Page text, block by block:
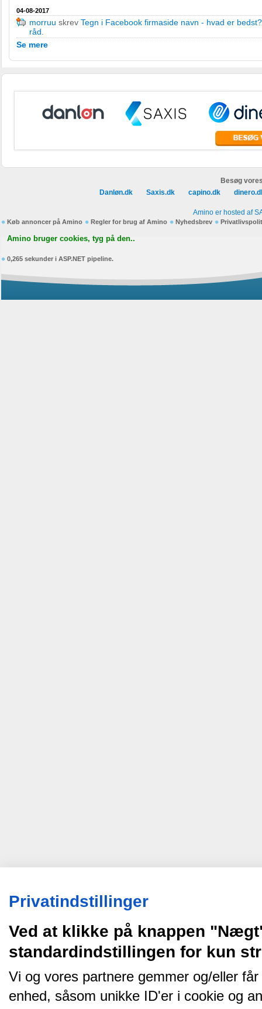
04-08-2017
morruu skrev Tegn i Facebook firmaside navn - hvad er bedst?
råd
Se mere
Besøg
Danløn.dk
Saxis.dk capino.dk
Amino er hosted af
Køb annoncer på Amino Regler for brug af Amino Nyhedsbrev
Amino bruger cookies, tyg på den..
0,265 sekunder i ASP.NET pipeline.
Privatindstillinger
Ved at klikke på knappen
standardindstillingen for kun
Vi og vores partnere gemmer og/eller
enhed, såsom unikke ID'er i cookie og